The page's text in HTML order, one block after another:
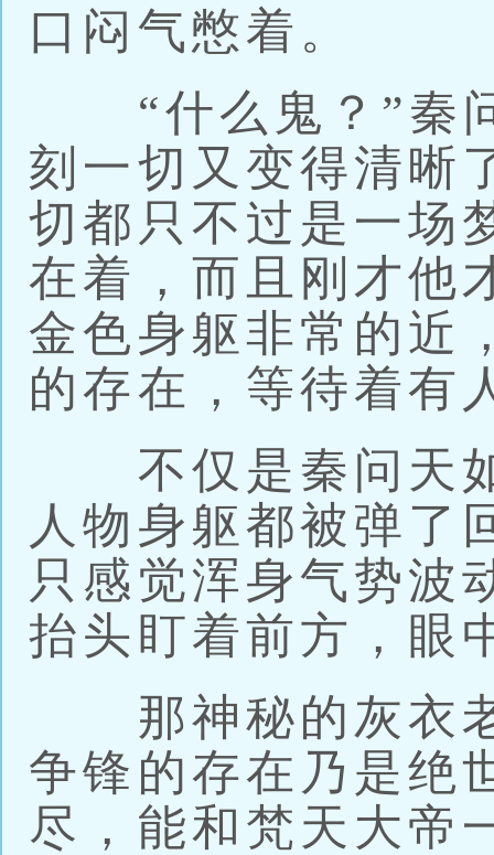
口闷气憋着。
“什么鬼？”秦
刻一切又变得清晰
切都只不过是一场
在着，而且刚才他
金色身躯非常的近
的存在，等待着有
不仅是秦问天如
人物身躯都被弹了
只感觉浑身气势波
抬头盯着前方，眼
那神秘的灰衣老
争锋的存在乃是绝
尽，能和梵天大帝